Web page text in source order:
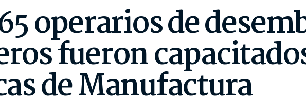
operarios de
fueron
de Manufactura